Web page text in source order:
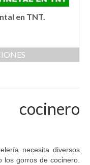
en TNT.
necesita diversos
gorros de cocinero.